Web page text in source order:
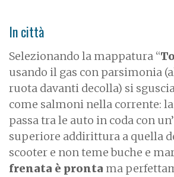
In città
Selezionando la mappatura “
usando il gas con parsimonia
ruota davanti decolla) si
come salmoni nella corrente: la
passa tra le auto in coda con
superiore addirittura a quella
scooter e non teme buche e
frenata è pronta ma